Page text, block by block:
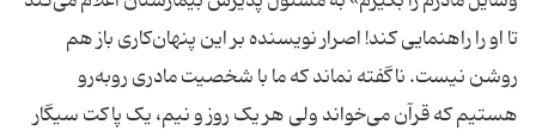
تا او را راهنمایی کند! اصرار نویسنده بر این پنهان‌کاری باز هم
روشن نیست. ناگفته نماند که ما با شخصیت مادری روبه‌رو
هستیم که قرآن می‌خواند ولی هر یک روز و نیم، یک پاکت سیگار